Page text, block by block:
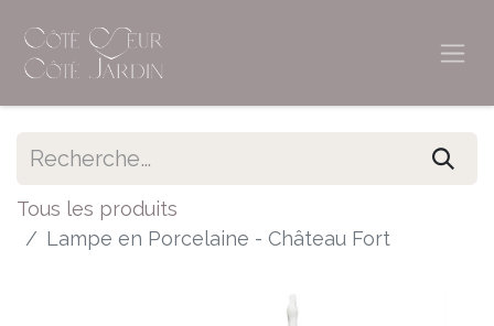
Tous les produits
Lampe en Porcelaine - Château Fort